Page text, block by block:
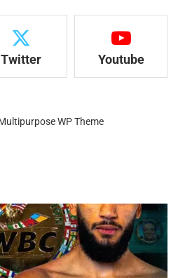
Twitter Youtube